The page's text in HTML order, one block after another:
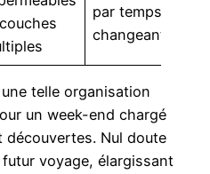
par temps
changeant
telle organisation
un week-end chargé
découvertes. Nul doute
voyage, élargissant